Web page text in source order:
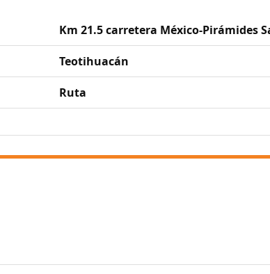
Km 21.5 carretera México-Pirámides
Teotihuacán
Ruta